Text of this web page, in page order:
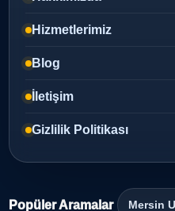
Hizmetlerimiz
Blog
İletişim
Gizlilik Politikası
Popüler Aramalar Mersin